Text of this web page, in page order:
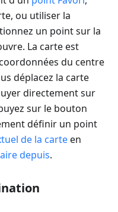
ou utiliser la
un point sur la
La carte est
du centre
déplacez la carte
directement sur
sur le bouton
définir un point
de la carteen
depuis.